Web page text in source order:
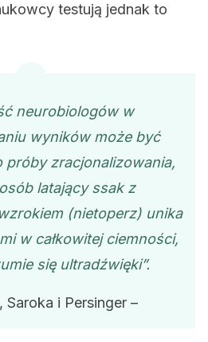
testują jednak to
neurobiologów w
wyników może być
próby zracjonalizowania,
latający ssak z
(nietoperz) unika
w całkowitej ciemności,
się ultradźwięki”.
Saroka i Persinger –